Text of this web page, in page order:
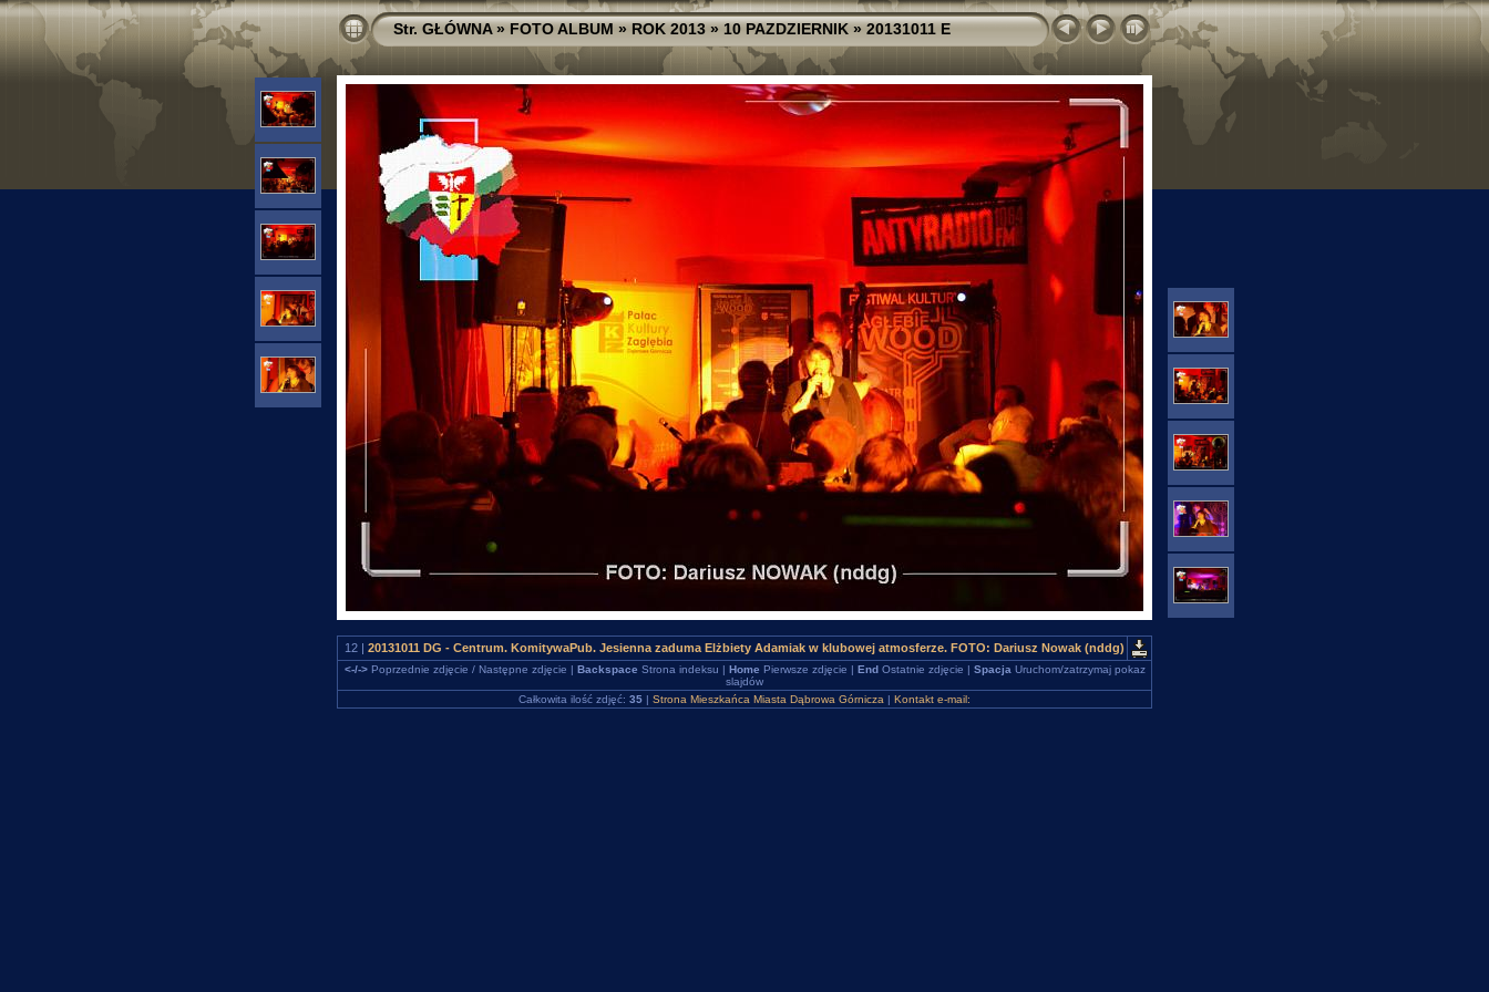
Str. GŁÓWNA»FOTO ALBUM»ROK 2013»10 PAZDZIERNIK»20131011 E
12 | 20131011 DG - Centrum. KomitywaPub. Jesienna zaduma Elżbiety Adamiak w klubowej atmosferze. FOTO: Dariusz Nowak (nddg)
<-/->Poprzednie zdjęcie / Następne zdjęcie | Backspace Strona indeksu | Home Pierwsze zdjęcie | EndOstatnie zdjęcie | Spacja Uruchom/zatrzymaj pokaz
slajdów
Całkowita ilość zdjęć: 35 | Strona Mieszkańca Miasta Dąbrowa Górnicza | Kontakt e-mail: